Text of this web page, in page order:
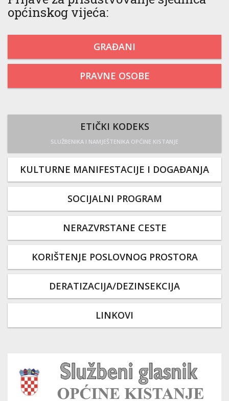
općinskog vijeća:
GRAĐANI
PRAVNE OSOBE
ETIČKI KODEKS
SLUŽBENIKA I NAMJEŠTENIKA OPĆINE KISTANJE
KULTURNE MANIFESTACIJE I DOGAĐANJA
SOCIJALNI PROGRAM
NERAZVRSTANE CESTE
KORIŠTENJE POSLOVNOG PROSTORA
DERATIZACIJA/DEZINSEKCIJA
LINKOVI